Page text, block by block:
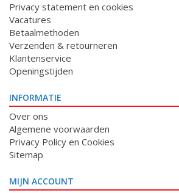
Privacy statement en cookies
Vacatures
Betaalmethoden
Verzenden & retourneren
Klantenservice
Openingstijden
INFORMATIE
Over ons
Algemene voorwaarden
Privacy Policy en Cookies
Sitemap
MIJN ACCOUNT